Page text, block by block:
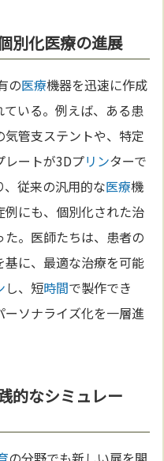
別化医療の進展
の医療機器を迅速に作成
いる。例えば、ある患
管支ステントや、特定
レートが3Dプリンターで
従来の汎用的な医療機
にも、個別化された治
。医師たちは、患者の
基に、最適な治療を可能
し、短時間で製作でき
ーソナライズ化を一層進
的なシミュレー